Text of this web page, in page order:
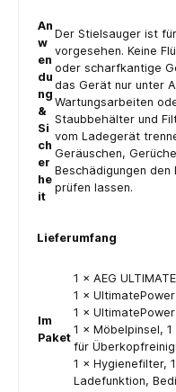
An
w
en
du
ng
&
Si
ch
er
he
it
Der Stielsauger ist
vorgesehen. Keine
oder scharfkantige
das Gerät nur unter
Wartungsarbeiten
Staubbehälter und
vom Ladegerät
Geräuschen,
Beschädigungen
prüfen lassen.
Lieferumfang
Im
Paket
1 × AEG
1 ×
1 ×
1 × Möbelpinsel,
für
1 × Hygienefilter,
Ladefunktion,